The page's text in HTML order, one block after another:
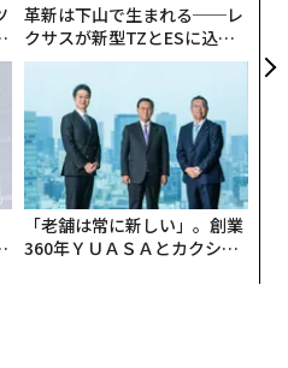
革新は下山で生まれる──レ
クサスが新型TZとESに込め
た「DISCOVER」の哲学
「老舗は常に新しい」。創業
360年ＹＵＡＳＡとカクシン